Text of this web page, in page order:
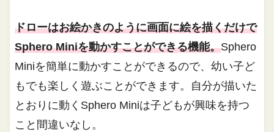
ドローはお絵かきのように画面に絵を描くだけで
Sphero Miniを動かすことができる機能。Sphero
Miniを簡単に動かすことができるので、幼い子ど
もでも楽しく遊ぶことができます。自分が描いた
とおりに動くSphero Miniは子どもが興味を持つ
こと間違いなし。